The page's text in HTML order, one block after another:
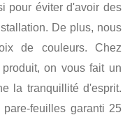
pour éviter d'avoir des
De plus, nous
de couleurs. Chez
on vous fait un
la tranquillité d'esprit.
feuilles garanti 25